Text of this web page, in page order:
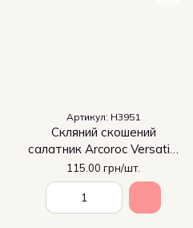
Артикул: H3951
Скляний скошений
салатник Arcoroc Versatile
скляний
115.00 грн/шт.